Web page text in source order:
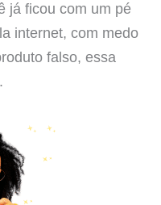
já ficou com um pé
internet, com medo
falso, essa